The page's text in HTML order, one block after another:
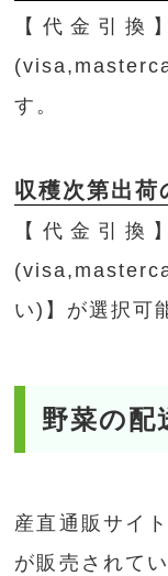
【代金引換
す。
収穫次第出荷
【代金引換
い)】が選択可
野菜の配
産直通販サイ
が販売されて